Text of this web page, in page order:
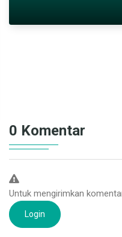
0 Komentar
Untuk mengirimkan
Login